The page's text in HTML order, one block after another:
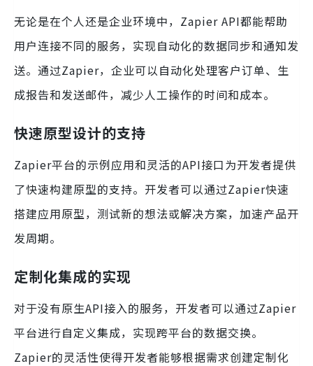
无论是在个人还是企业环境中，Zapier API都能帮助
用户连接不同的服务，实现自动化的数据同步和通知发
送。通过Zapier，企业可以自动化处理客户订单、生
成报告和发送邮件，减少人工操作的时间和成本。
快速原型设计的支持
Zapier平台的示例应用和灵活的API接口为开发者提供
了快速构建原型的支持。开发者可以通过Zapier快速
搭建应用原型，测试新的想法或解决方案，加速产品开
发周期。
定制化集成的实现
对于没有原生API接入的服务，开发者可以通过Zapier
平台进行自定义集成，实现跨平台的数据交换。
Zapier的灵活性使得开发者能够根据需求创建定制化